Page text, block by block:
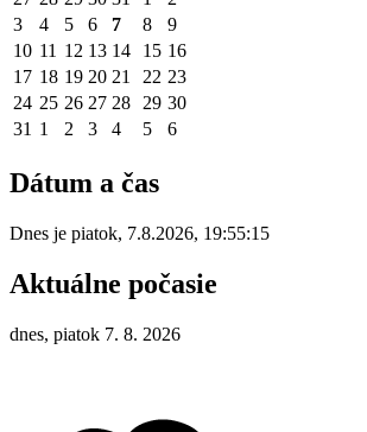
3
4 5 6 7 8
9
10 11 12 13 14 15 16
17 18 19 20 21 22 23
24 25 26 27 28 29 30
31 1 2 3 4 5 6
Dátum a čas
Dnes je piatok, 7.8.2026, 19:55:15
Aktuálne počasie
dnes, piatok 7. 8. 2026